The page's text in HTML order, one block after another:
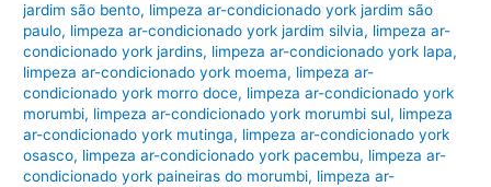
jardim são bento, limpeza ar-condicionado york jardim são
paulo, limpeza ar-condicionado york jardim silvia, limpeza ar-
condicionado york jardins, limpeza ar-condicionado york lapa,
limpeza ar-condicionado york moema, limpeza ar-
condicionado york morro doce, limpeza ar-condicionado york
morumbi, limpeza ar-condicionado york morumbi sul, limpeza
ar-condicionado york mutinga, limpeza ar-condicionado york
osasco, limpeza ar-condicionado york pacembu, limpeza ar-
condicionado york paineiras do morumbi, limpeza ar-